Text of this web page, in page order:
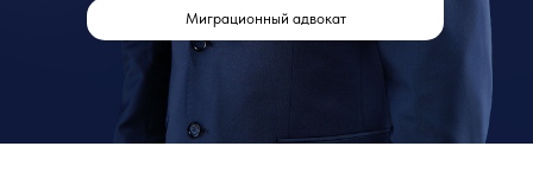
Миграционный адвокат